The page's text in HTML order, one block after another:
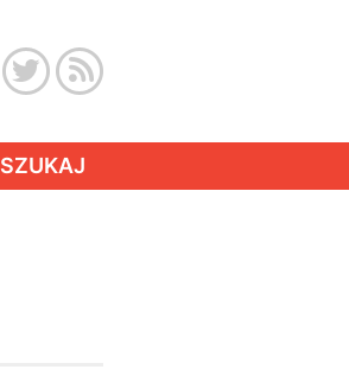
SZUKAJ